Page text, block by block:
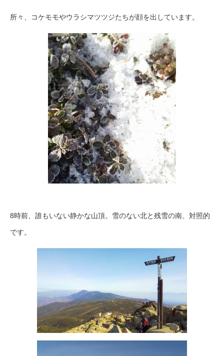
所々、コケモモやウラシマツツジたちが顔を出しています。
8時前、誰もいない静かな山頂。雪のない北と残雪の南、対照的
です。